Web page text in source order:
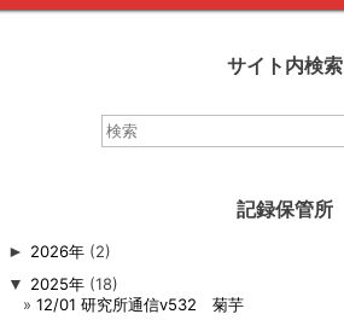
サイト内検索
索：
記録保管所
► 2026年(2)
▼ 2025年(18)
12/01 研究所通信v532 菊芋